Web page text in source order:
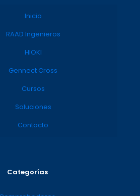
Inicio
RAAD Ingenieros
HIOKI
Gennect Cross
Cursos
Soluciones
Contacto
Categorías